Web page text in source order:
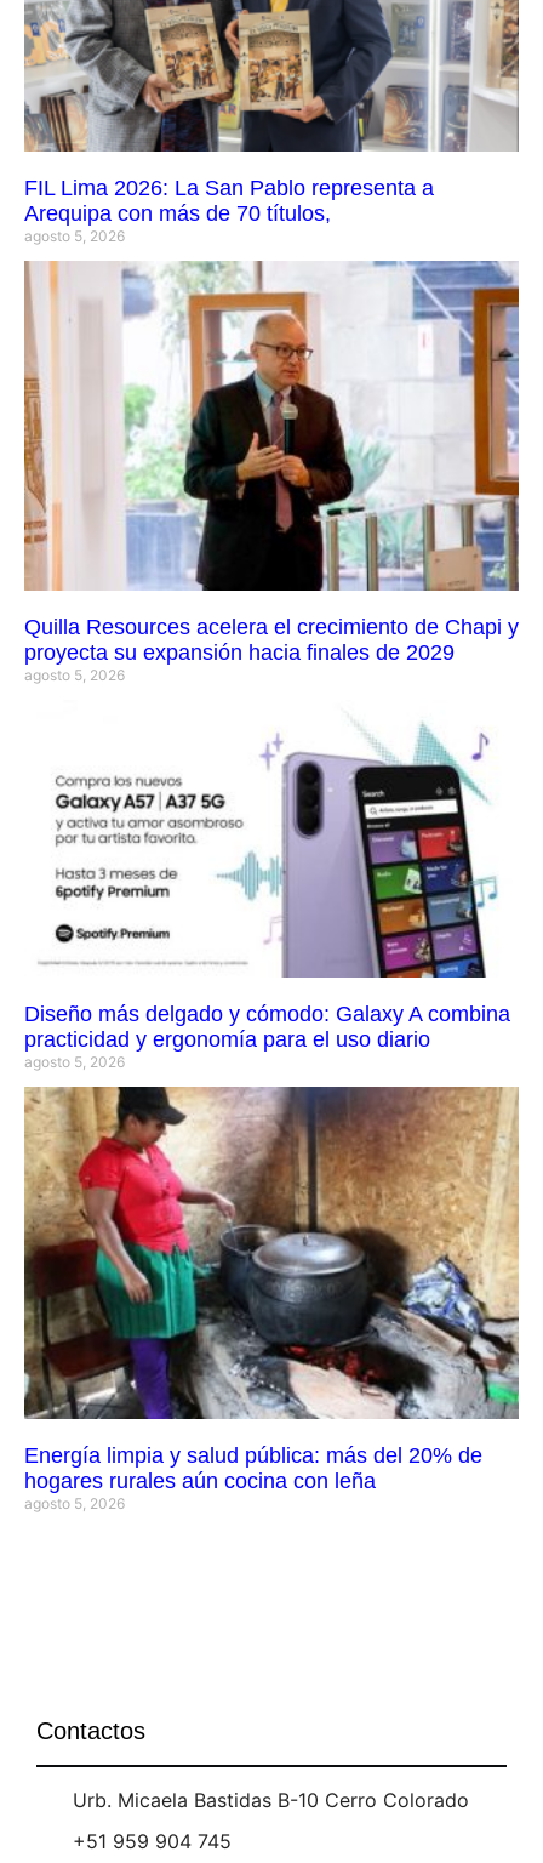
FIL Lima 2026: La San Pablo representa a
Arequipa con más de 70 títulos,
agosto 5, 2026
Quilla Resources acelera el crecimiento de Chapi y
proyecta su expansión hacia finales de 2029
agosto 5, 2026
Diseño más delgado y cómodo: Galaxy A combina
practicidad y ergonomía para el uso diario
agosto 5, 2026
Energía limpia y salud pública: más del 20% de
hogares rurales aún cocina con leña
agosto 5, 2026
Contactos
Urb. Micaela Bastidas B-10 Cerro Colorado
+51 959 904 745